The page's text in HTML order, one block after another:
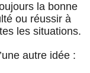
la bonne
ou réussir à
les situations.
autre idée :